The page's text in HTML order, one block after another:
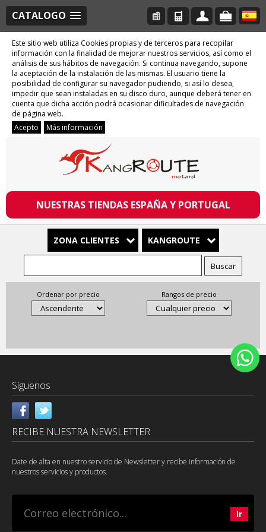
CATALOGO
Este sitio web utiliza Cookies propias y de terceros para recopilar
información con la finalidad de mejorar nuestros servicios, así como el
análisis de sus hábitos de navegación. Si continua navegando, supone
la aceptación de la instalación de las mismas. El usuario tiene la
posibilidad de configurar su navegador pudiendo, si así lo desea,
impedir que sean instaladas en su disco duro, aunque deberá tener en
cuenta que dicha acción podrá ocasionar dificultades de navegación
de página web.
Acepto
Más información
NUESTRAS TIENDAS ESPAÑA Y PORTUGAL
ZONA CLIENTES KANGROUTE
Ordenar por precio Rangos de precio
Síguenos
RECIBE NUESTRA NEWSLETTER
Date de alta en nuestro servicio de Newsletter y recibe información de
nuestros servicios y productos.